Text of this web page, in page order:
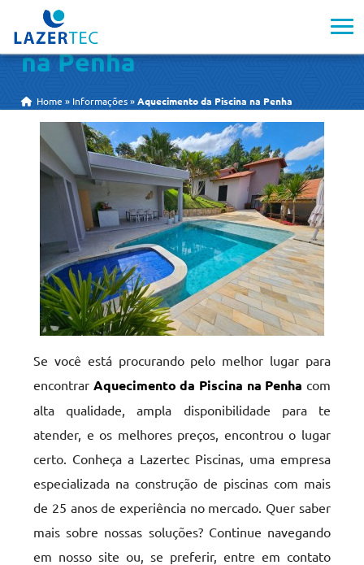
Aquecimento da Piscina
na Penha
Home » Informações »Aquecimento da Piscina na Penha
Se você está procurando pelo melhor lugar para
encontrar Aquecimento da Piscina na Penha com
alta qualidade, ampla disponibilidade para te
atender, e os melhores preços, encontrou o lugar
certo. Conheça a Lazertec Piscinas, uma empresa
especializada na construção de piscinas com mais
de 25 anos de experiência no mercado. Quer saber
mais sobre nossas soluções? Continue navegando
em nosso site ou, se preferir, entre em contato